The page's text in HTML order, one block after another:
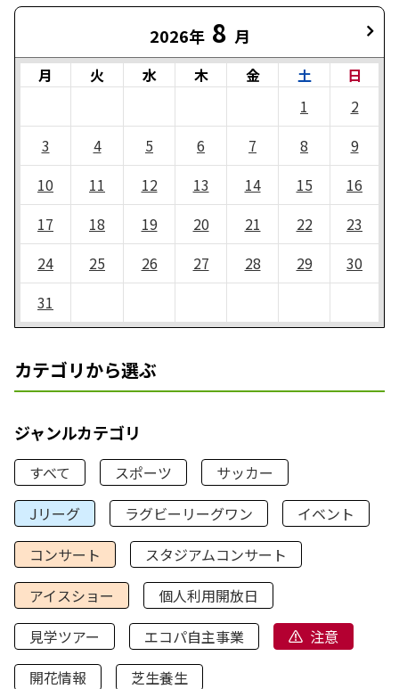
2026年 8 月
月 火 水 木 金 土
日
1
2
3
4 5 6 7 8
9
10
11 12 13 14 15
16
17
18 19 20 21 22
23
24
25 26 27 28 29
30
31
カテゴリから選ぶ
ジャンルカテゴリ
すべて スポーツ
サッカー
Jリーグ
ラグビーリーグワン
イベント
コンサート
スタジアムコンサート
アイスショー
個人利用開放日
見学ツアー
エコパ自主事業
注意
開花情報
芝生養生